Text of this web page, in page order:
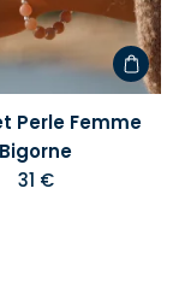
Perle Femme
Bigorne
31 €